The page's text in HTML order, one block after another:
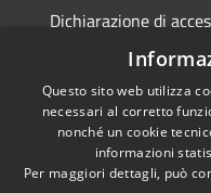
Dichiarazione di
Accessibilità
Privacy
Questo sito web utilizza
necessari al corretto
nonché un cookie
informazioni
Per maggiori dettagli, può